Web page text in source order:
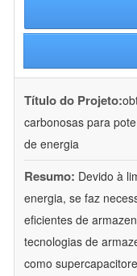
Título do Projeto:
carbonosas para
de energia
Resumo: Devido à
energia, se faz
eficientes de
tecnologias de
como